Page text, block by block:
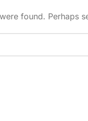
found. Perhaps